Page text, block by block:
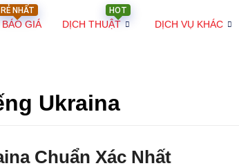
RẺ NHẤT
BÁO GIÁ
HOT
DỊCH THUẬT DỊCH VỤ KHÁC
Ukraina
Chuẩn Xác Nhất